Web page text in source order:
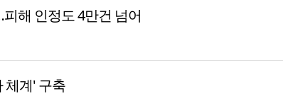
해 인정도 4만건 넘어
체계' 구축